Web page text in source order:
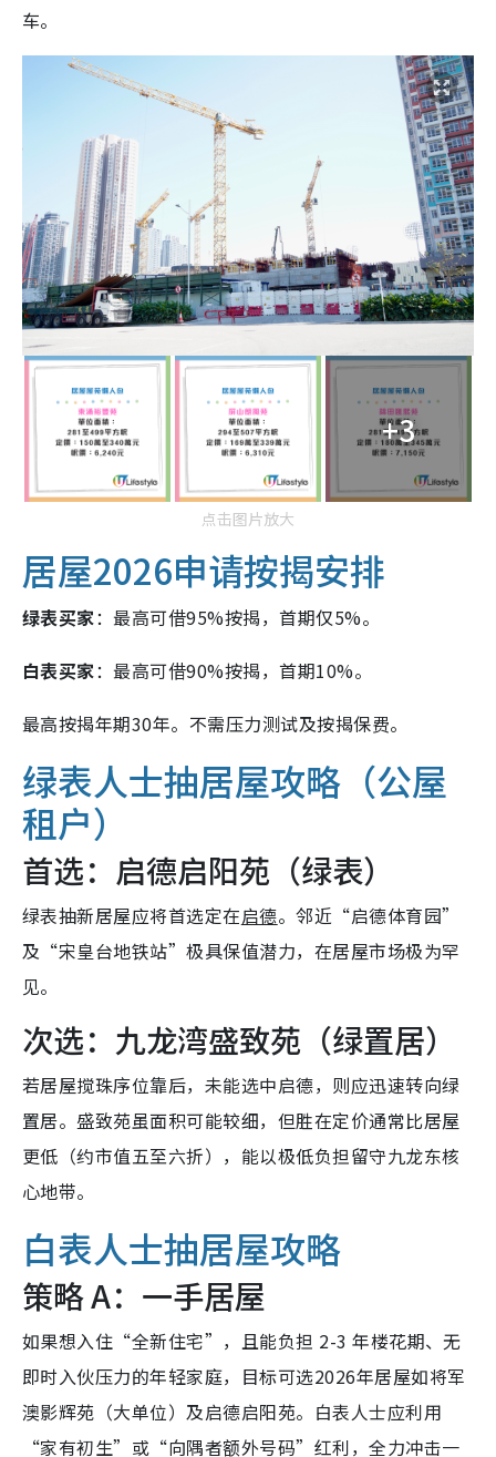
车。
+3
点击图片放大
居屋2026申请按揭安排
绿表买家：最高可借95%按揭，首期仅5%。
白表买家：最高可借90%按揭，首期10%。
最高按揭年期30年。不需压力测试及按揭保费。
绿表人士抽居屋攻略（公屋
租户）
首选：启德启阳苑（绿表）
绿表抽新居屋应将首选定在启德。邻近“启德体育园”
及“宋皇台地铁站”极具保值潜力，在居屋市场极为罕
见。
次选：九龙湾盛致苑（绿置居）
若居屋搅珠序位靠后，未能选中启德，则应迅速转向绿
置居。盛致苑虽面积可能较细，但胜在定价通常比居屋
更低（约市值五至六折），能以极低负担留守九龙东核
心地带。
白表人士抽居屋攻略
策略 A：一手居屋
如果想入住“全新住宅”，且能负担 2-3 年楼花期、无
即时入伙压力的年轻家庭，目标可选2026年居屋如将军
澳影辉苑（大单位）及启德启阳苑。白表人士应利用
“家有初生”或“向隅者额外号码”红利，全力冲击一